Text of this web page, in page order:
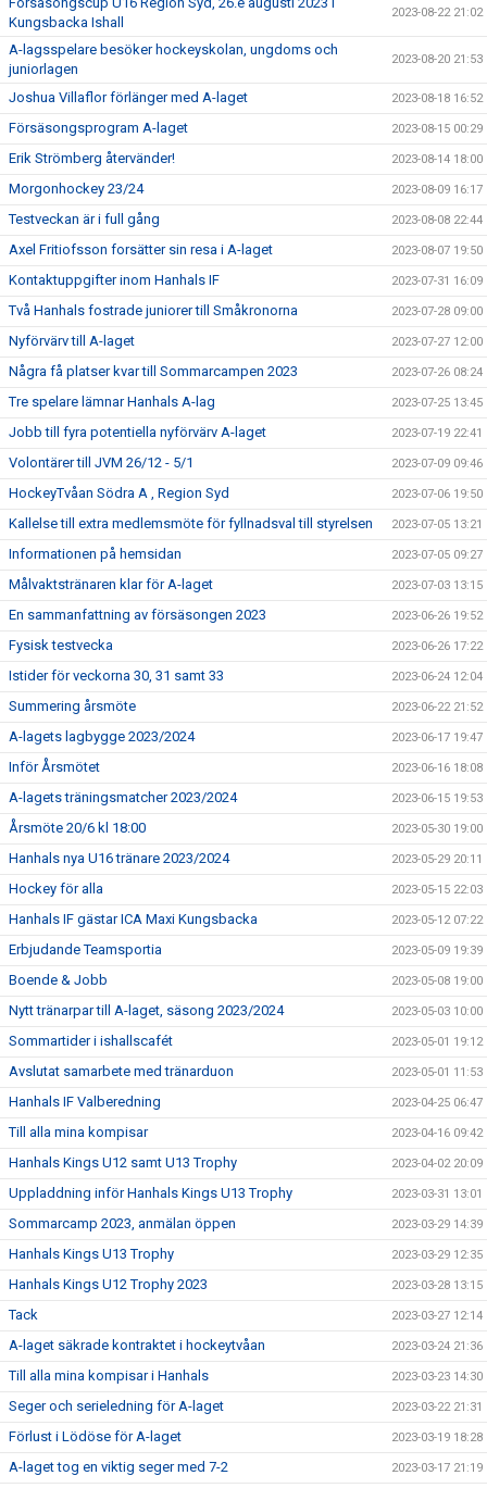
Kungsbacka Ishall
2023-08-22 21:02
A-lagsspelare besöker hockeyskolan, ungdoms och
juniorlagen
2023-08-20 21:53
Joshua Villaflor förlänger med A-laget 2023-08-18 16:52
Försäsongsprogram A-laget 2023-08-15 00:29
Erik Strömberg återvänder! 2023-08-14 18:00
Morgonhockey 23/24 2023-08-09 16:17
Testveckan är i full gång 2023-08-08 22:44
Axel Fritiofsson forsätter sin resa i A-laget 2023-08-07 19:50
Kontaktuppgifter inom Hanhals IF 2023-07-31 16:09
Två Hanhals fostrade juniorer till Småkronorna 2023-07-28 09:00
Nyförvärv till A-laget 2023-07-27 12:00
Några få platser kvar till Sommarcampen 2023 2023-07-26 08:24
Tre spelare lämnar Hanhals A-lag 2023-07-25 13:45
Jobb till fyra potentiella nyförvärv A-laget 2023-07-19 22:41
Volontärer till JVM 26/12 - 5/1 2023-07-09 09:46
HockeyTvåan Södra A , Region Syd 2023-07-06 19:50
Kallelse till extra medlemsmöte för fyllnadsval till styrelsen 2023-07-05 13:21
Informationen på hemsidan 2023-07-05 09:27
Målvaktstränaren klar för A-laget 2023-07-03 13:15
En sammanfattning av försäsongen 2023 2023-06-26 19:52
Fysisk testvecka 2023-06-26 17:22
Istider för veckorna 30, 31 samt 33 2023-06-24 12:04
Summering årsmöte 2023-06-22 21:52
A-lagets lagbygge 2023/2024 2023-06-17 19:47
Inför Årsmötet 2023-06-16 18:08
A-lagets träningsmatcher 2023/2024 2023-06-15 19:53
Årsmöte 20/6 kl 18:00 2023-05-30 19:00
Hanhals nya U16 tränare 2023/2024 2023-05-29 20:11
Hockey för alla 2023-05-15 22:03
Hanhals IF gästar ICA Maxi Kungsbacka 2023-05-12 07:22
Erbjudande Teamsportia 2023-05-09 19:39
Boende & Jobb 2023-05-08 19:00
Nytt tränarpar till A-laget, säsong 2023/2024 2023-05-03 10:00
Sommartider i ishallscafét 2023-05-01 19:12
Avslutat samarbete med tränarduon 2023-05-01 11:53
Hanhals IF Valberedning 2023-04-25 06:47
Till alla mina kompisar 2023-04-16 09:42
Hanhals Kings U12 samt U13 Trophy 2023-04-02 20:09
Uppladdning inför Hanhals Kings U13 Trophy 2023-03-31 13:01
Sommarcamp 2023, anmälan öppen 2023-03-29 14:39
Hanhals Kings U13 Trophy 2023-03-29 12:35
Hanhals Kings U12 Trophy 2023 2023-03-28 13:15
Tack 2023-03-27 12:14
A-laget säkrade kontraktet i hockeytvåan 2023-03-24 21:36
Till alla mina kompisar i Hanhals 2023-03-23 14:30
Seger och serieledning för A-laget 2023-03-22 21:31
Förlust i Lödöse för A-laget 2023-03-19 18:28
A-laget tog en viktig seger med 7-2 2023-03-17 21:19